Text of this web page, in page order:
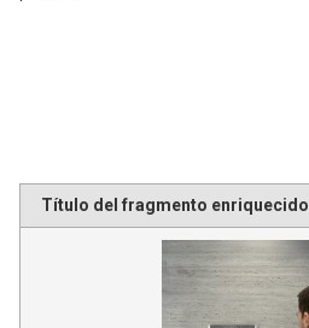
Título del fragmento enriquecido